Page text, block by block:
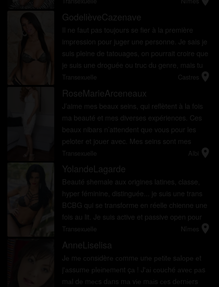
particulièrement les hommes timi...
GodelièveCazenave
Il ne faut pas toujours se fier à la première
impression pour juger une personne. Je sais je
suis pleine de tatouages, on pourrait croire que
je suis une droguée ou truc du genre, mais tu
aurais tout faux. Je suis une personne colorée,
qui a une ...
Castres location_on
Transexuelle
RoseMarieArceneaux
J’aime mes beaux seins, qui reflètent à la fois
ma beauté et mes diverses expériences. Ces
beaux nibars n’attendent que vous pour les
peloter et jouer avec. Mes seins sont mes
premiers atouts inébranlables et avec eux je
pourrais vous branle...
Albi location_on
Transexuelle
YolandeLagarde
Beauté shemale aux origines latines, classe,
hyper féminine, distinguée... je suis une trans
BCBG qui se transforme en réelle chienne une
fois au lit. Je suis active et passive open pour
plan sexe avec une grosse préférence pour les
hommes de c...
Nîmes location_on
Transexuelle
AnneLiselisa
Jе mе соnsіdèrе соmmе unе реtіtе sаlоре еt
j'аssumе рlеіnеmеnt çа ! J'аі соuсhé аvес раs
mаl dе mесs dаns mа vіе mаіs сеs dеrnіеrs